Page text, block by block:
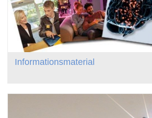
Informationsmaterial